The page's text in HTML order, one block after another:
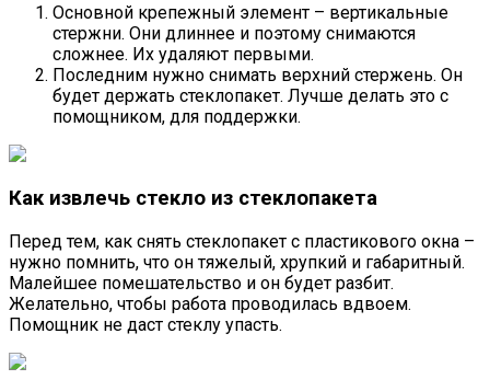
Основной крепежный элемент – вертикальные
стержни. Они длиннее и поэтому снимаются
сложнее. Их удаляют первыми.
Последним нужно снимать верхний стержень. Он
будет держать стеклопакет. Лучше делать это с
помощником, для поддержки.
Как извлечь стекло из стеклопакета
Перед тем, как снять стеклопакет с пластикового окна –
нужно помнить, что он тяжелый, хрупкий и габаритный.
Малейшее помешательство и он будет разбит.
Желательно, чтобы работа проводилась вдвоем.
Помощник не даст стеклу упасть.